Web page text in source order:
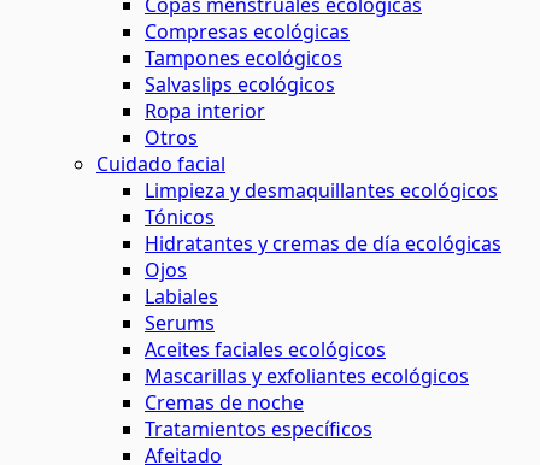
Compresas ecológicas
Tampones ecológicos
Salvaslips ecológicos
Ropa interior
Otros
Cuidado facial
Limpieza y desmaquillantes ecológicos
Tónicos
Hidratantes y cremas de día ecológicas
Ojos
Labiales
Serums
Aceites faciales ecológicos
Mascarillas y exfoliantes ecológicos
Cremas de noche
Tratamientos específicos
Afeitado